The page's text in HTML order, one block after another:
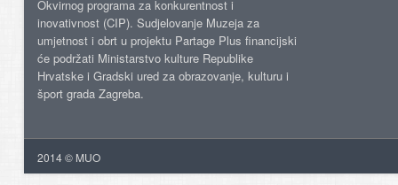
Okvirnog programa za konkurentnost i
inovativnost (CIP). Sudjelovanje Muzeja za
umjetnost i obrt u projektu Partage Plus financijski
će podržati Ministarstvo kulture Republike
Hrvatske i Gradski ured za obrazovanje, kulturu i
šport grada Zagreba.
2014 © MUO